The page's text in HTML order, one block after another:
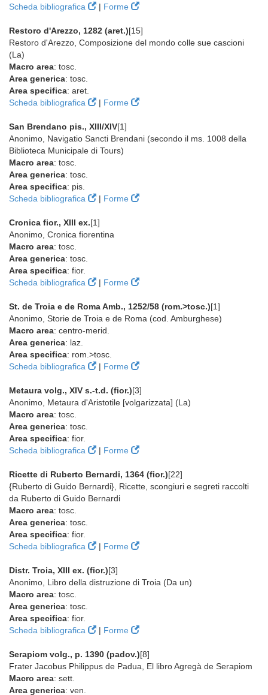
Scheda bibliografica
| Forme
Restoro d'Arezzo, 1282 (aret.)[15]
Restoro d'Arezzo, Composizione del mondo colle sue cascioni
(La)
Macro area: tosc.
Area generica: tosc.
Area specifica: aret.
Scheda bibliografica
| Forme
San Brendano pis., XIII/XIV[1]
Anonimo, Navigatio Sancti Brendani (secondo il ms. 1008 della
Biblioteca Municipale di Tours)
Macro area: tosc.
Area generica: tosc.
Area specifica: pis.
Scheda bibliografica
| Forme
Cronica fior., XIII ex.[1]
Anonimo, Cronica fiorentina
Macro area: tosc.
Area generica: tosc.
Area specifica: fior.
Scheda bibliografica
| Forme
St. de Troia e de Roma Amb., 1252/58 (rom.>tosc.)[1]
Anonimo, Storie de Troia e de Roma (cod. Amburghese)
Macro area: centro-merid.
Area generica: laz.
Area specifica: rom.>tosc.
Scheda bibliografica
| Forme
Metaura volg., XIV s.-t.d. (fior.)[3]
Anonimo, Metaura d'Aristotile [volgarizzata] (La)
Macro area: tosc.
Area generica: tosc.
Area specifica: fior.
Scheda bibliografica
| Forme
Ricette di Ruberto Bernardi, 1364 (fior.)[22]
{Ruberto di Guido Bernardi}, Ricette, scongiuri e segreti raccolti
da Ruberto di Guido Bernardi
Macro area: tosc.
Area generica: tosc.
Area specifica: fior.
Scheda bibliografica
| Forme
Distr. Troia, XIII ex. (fior.)[3]
Anonimo, Libro della distruzione di Troia (Da un)
Macro area: tosc.
Area generica: tosc.
Area specifica: fior.
Scheda bibliografica
| Forme
Serapiom volg., p. 1390 (padov.)[8]
Frater Jacobus Philippus de Padua, El libro Agregà de Serapiom
Macro area: sett.
Area generica: ven.